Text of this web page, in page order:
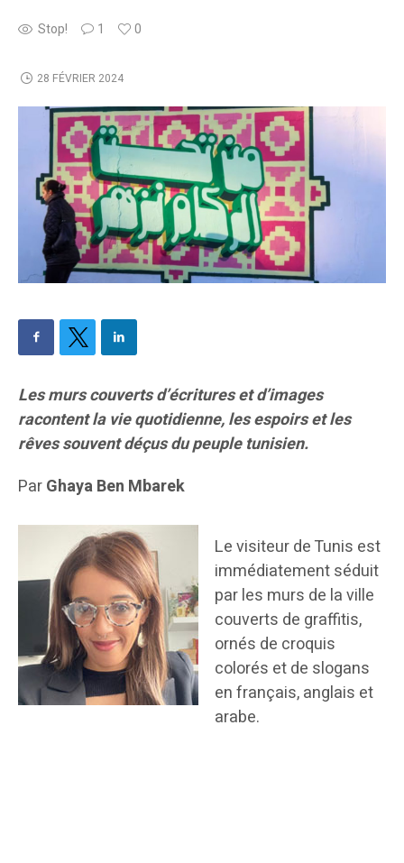
Stop! 1 0
28 FÉVRIER 2024
Les murs couverts d’écritures et d’images
racontent la vie quotidienne, les espoirs et les
rêves souvent déçus du peuple tunisien.
ParGhaya Ben Mbarek
Le visiteur de Tunis est
immédiatement séduit
par les murs de la ville
couverts de graffitis,
ornés de croquis
colorés et de slogans
en français, anglais et
arabe.